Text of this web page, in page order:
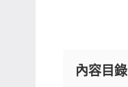
內容目錄